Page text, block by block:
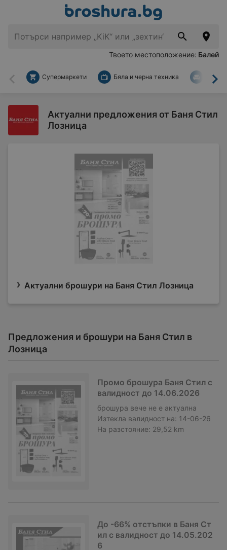
Твоето местоположение: Балей
Назад
Супермаркети Бяла и черна техника За
Актуални предложения от Баня Стил
Лозница
Актуални брошури на Баня Стил Лозница
Предложения и брошури на Баня Стил в
Лозница
Промо брошура Баня Стил с
валидност до 14.06.2026
брошура вече не е актуална
Изтекла валидност на: 14-06-26
На разстояние: 29,52 km
До -66% отстъпки в Баня Ст
ил с валидност до 14.05.202
6